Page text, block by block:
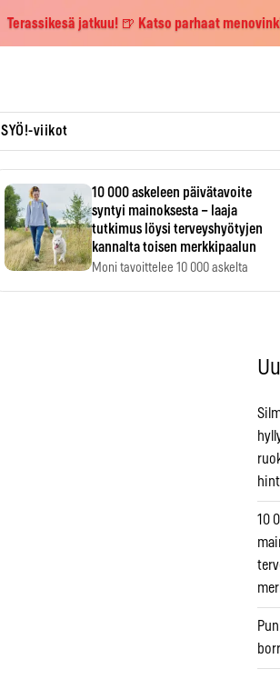
Terassikesä jatkuu! 🍺 Katso parhaat
SYÖ!-viikot
10 000 askeleen päivätavoite
syntyi mainoksesta – laaja
tutkimus löysi terveyshyötyjen
kannalta toisen merkkipaalun
Moni tavoittelee 10 000 askelta
10